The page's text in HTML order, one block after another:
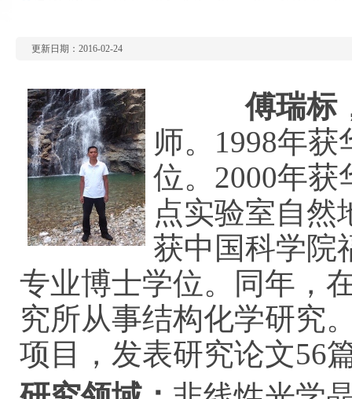
更新日期：2016-02-24
傅瑞标
师。1998年
位。2000年
点实验室自然
获中国科学院
专业博士学位。同年，
究所从事结构化学研究
项目，发表研究论文56